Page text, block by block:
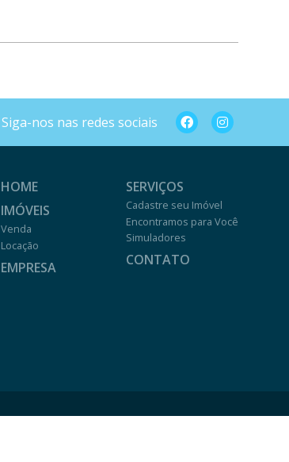
Siga-nos nas redes sociais
HOME
IMÓVEIS
Venda
Locação
EMPRESA
SERVIÇOS
Cadastre seu Imóvel
Encontramos para Você
Simuladores
CONTATO